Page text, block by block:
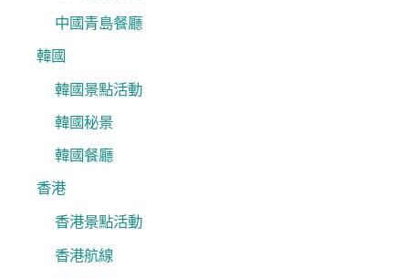
中國青島餐廳
韓國
韓國景點活動
韓國秘景
韓國餐廳
香港
香港景點活動
香港航線